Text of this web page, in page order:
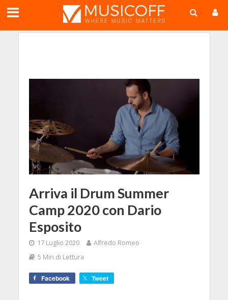
Arriva il Drum Summer
Camp 2020 con Dario
Esposito
17 Luglio 2020
Alfredo Romeo
5 Min di Lettura
Facebook Tweet